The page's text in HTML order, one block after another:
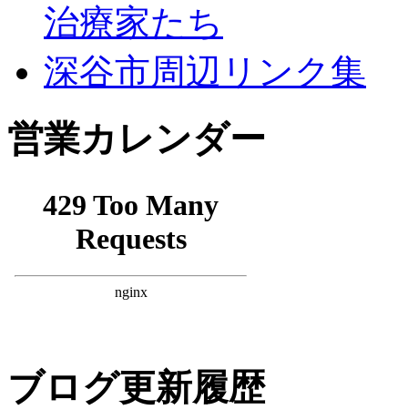
治療家たち
深谷市周辺リンク集
営業カレンダー
ブログ更新履歴